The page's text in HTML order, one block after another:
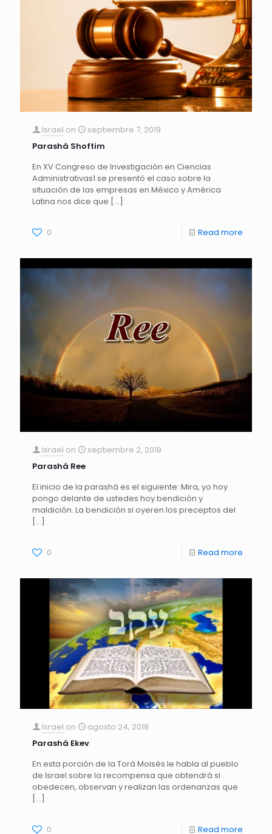
Israel on
septiembre 7, 2019
Parashá Shoftim
En XV Congreso de Investigación en Ciencias
Administrativas1 se presentó el caso sobre la
situación de las empresas en México y América
Latina nos dice que […]
0 Read more
Israel on
septiembre 2, 2019
Parashá Ree
El inicio de la parashá es el siguiente: Mira, yo hoy
pongo delante de ustedes hoy bendición y
maldición. La bendición si oyeren los preceptos del
[…]
0 Read more
Israel on
agosto 24, 2019
Parashá Ekev
En esta porción de la Torá Moisés le habla al pueblo
de Israel sobre la recompensa que obtendrá si
obedecen, observan y realizan las ordenanzas que
[…]
0 Read more